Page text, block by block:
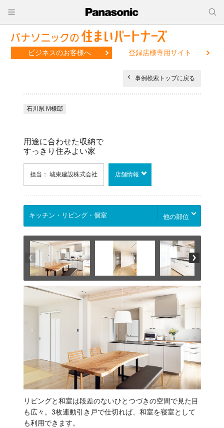
ビジネスのお客様へ 登録店様専用サイト
事例検索トップに戻る
石川県 M様邸
用途に合わせた収納で
すっきり住みよい家
担当： 城東建設株式会社 店舗情報
他の部位
リビングと和室は段差のないひとつづきの空間で見た目
も広々。3枚連動引き戸で仕切れば、和室を寝室として
も利用できます。